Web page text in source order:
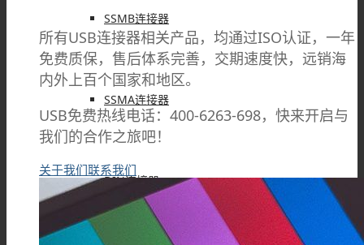
SSMB连接器
SSMA连接器
DIN连接器
所有USB连接器相关产品，均通过ISO认证，一年
免费质保，售后体系完善，交期速度快，远销海
内外上百个国家和地区。
USB免费热线电话：400-6263-698，快来开启与
我们的合作之旅吧！
关于我们联系我们